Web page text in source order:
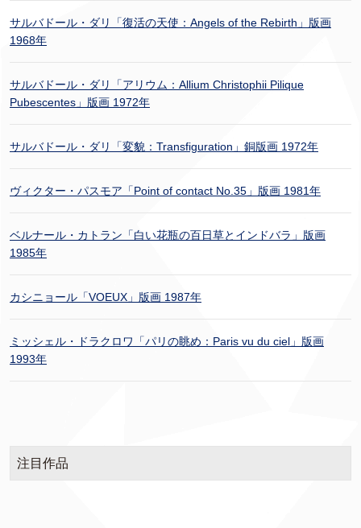
サルバドール・ダリ「復活の天使：Angels of the Rebirth」版画
1968年
サルバドール・ダリ「アリウム：Allium Christophii Pilique
Pubescentes」版画 1972年
サルバドール・ダリ「変貌：Transfiguration」銅版画 1972年
ヴィクター・パスモア「Point of contact No.35」版画 1981年
ベルナール・カトラン「白い花瓶の百日草とインドバラ」版画
1985年
カシニョール「VOEUX」版画 1987年
ミッシェル・ドラクロワ「パリの眺め：Paris vu du ciel」版画
1993年
注目作品